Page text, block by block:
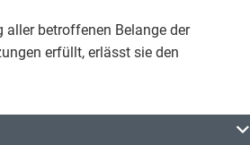
aller betroffenen Belange der
erfüllt, erlässt sie den